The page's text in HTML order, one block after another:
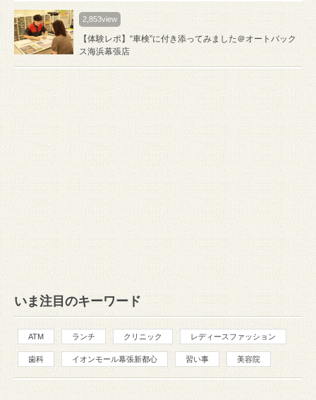
2,853view
【体験レポ】“車検”に付き添ってみました＠オートバック
ス海浜幕張店
いま注目のキーワード
ATM ランチ クリニック レディースファッション
歯科 イオンモール幕張新都心 習い事 美容院